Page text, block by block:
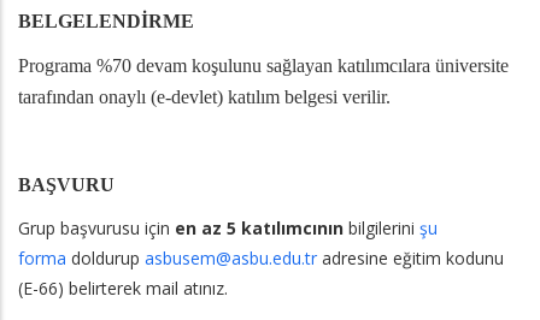
BELGELENDİRME
Programa %70 devam koşulunu sağlayan katılımcılara üniversite
tarafından onaylı (e-devlet) katılım belgesi verilir.
BAŞVURU
Grup başvurusu için en az 5 katılımcının bilgilerini şu
forma doldurup asbusem@asbu.edu.tr adresine eğitim kodunu
(E-66) belirterek mail atınız.